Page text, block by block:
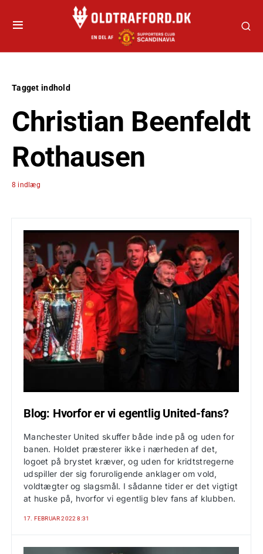
Tagget indhold
Christian Beenfeldt
Rothausen
8 indlæg
Blog: Hvorfor er vi egentlig United-fans?
Manchester United skuffer både inde på og uden for
banen. Holdet præsterer ikke i nærheden af det,
logoet på brystet kræver, og uden for kridtstregerne
udspiller der sig foruroligende anklager om vold,
voldtægter og slagsmål. I sådanne tider er det vigtigt
at huske på, hvorfor vi egentlig blev fans af klubben.
17. FEBRUAR 2022 8:31